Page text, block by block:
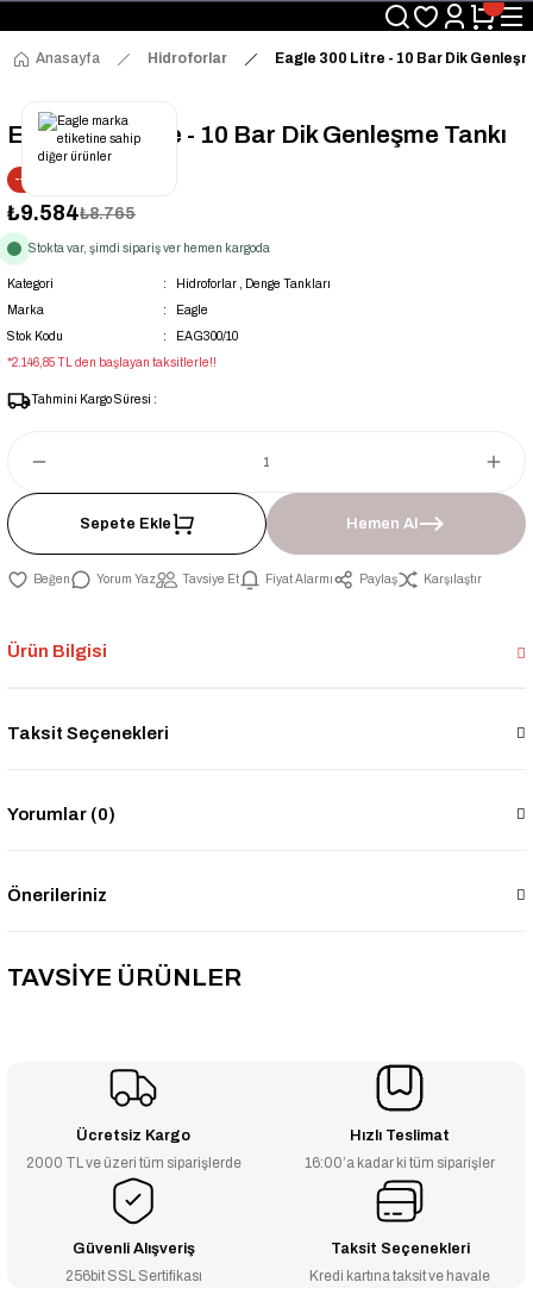
Üyelerimize Özel "uye2026" Koduyla Sepette Ekstra %3 İndirim
KAZAN-KASKAD İÇİN TEK ADRES
Anasayfa
Hidroforlar Eagle 300 Litre - 10 Bar Dik
Eagle 300 Litre - 10 Bar Dik Genleşme Tankı
--9% İNDİRİM
₺9.584₺8.765
Stokta var, şimdi sipariş ver hemen kargoda
Kategori Hidroforlar
Denge Tankları
Marka
Eagle
Stok Kodu
EAG300/10
*2.146,85 TL den başlayan taksitlerle!!
Tahmini Kargo Süresi :
Sepete Ekle Hemen Al
Yorum Yaz Tavsiye Et Fiyat Alarmı Paylaş Karşılaştır
Ürün Bilgisi
Taksit Seçenekleri
Yorumlar (0)
Önerileriniz
TAVSİYE ÜRÜNLER
Ücretsiz Kargo
2000 TL ve üzeri tüm siparişlerde
Hızlı Teslimat
16:00’a kadar ki tüm siparişler
Güvenli Alışveriş
256bit SSL Sertifikası
Taksit Seçenekleri
Kredi kartına taksit ve havale